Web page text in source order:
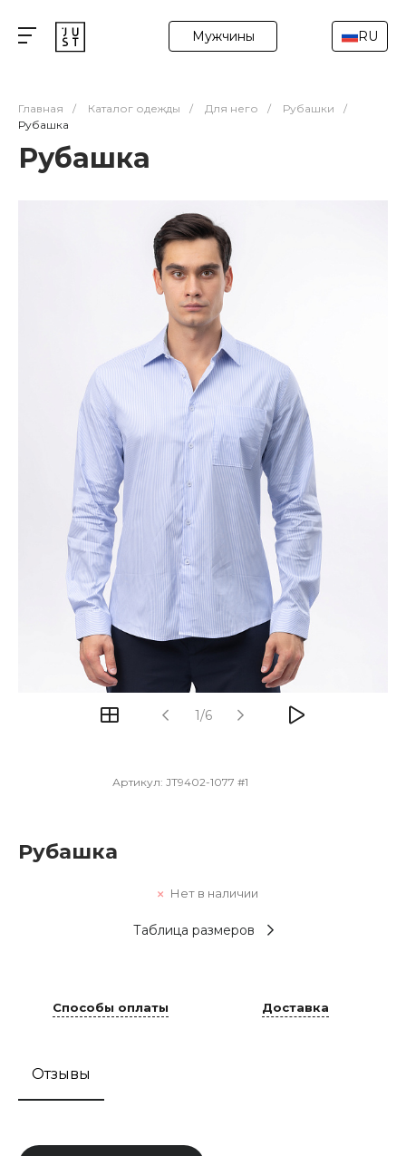
Мужчины RU
Главная / Каталог одежды / Для него / Рубашки
/
Рубашка
Рубашка
1/6
Артикул: JT9402-1077 #1
Рубашка
Нет в наличии
Таблица размеров
Способы оплаты Доставка
Отзывы